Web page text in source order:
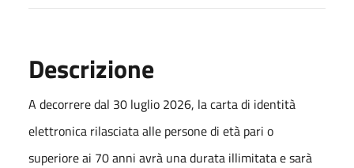
Descrizione
A decorrere dal 30 luglio 2026, la carta di identità
elettronica rilasciata alle persone di età pari o
superiore ai 70 anni avrà una durata illimitata e sarà